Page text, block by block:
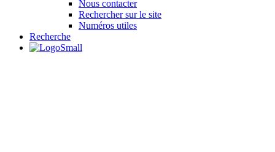
Nous contacter
Rechercher sur le site
Numéros utiles
Recherche